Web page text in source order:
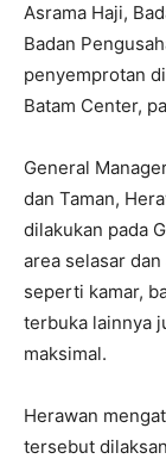
Asrama Haji,
Badan
penyemprotan
Batam Center,
General
dan Taman,
dilakukan pada
area selasar
seperti kamar,
terbuka lainnya
maksimal.
Herawan
tersebut